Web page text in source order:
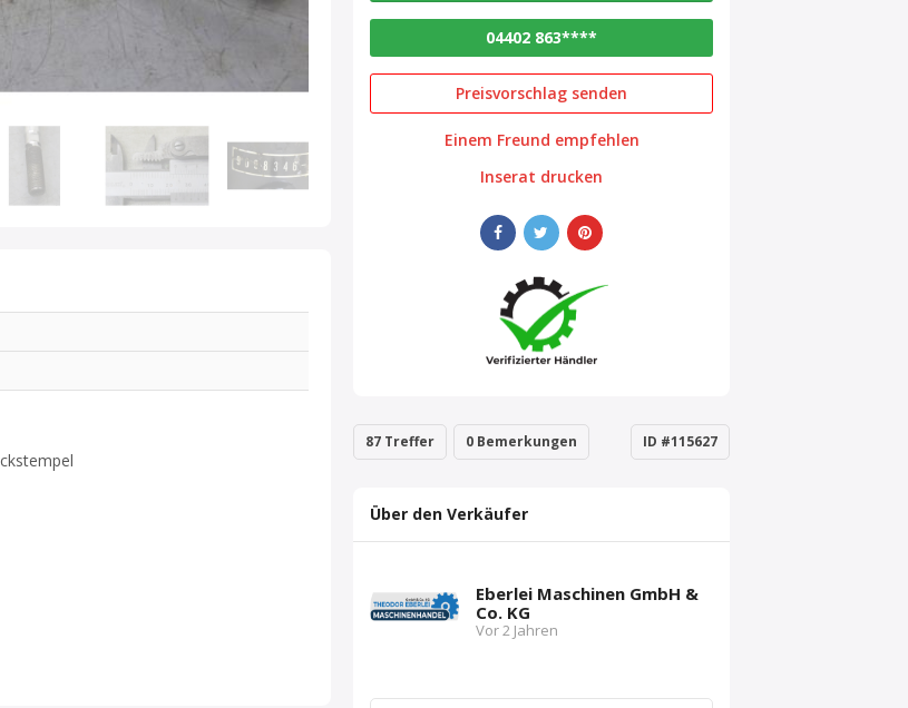
04402 863****
Preisvorschlag senden
Einem Freund empfehlen
Inserat drucken
87 Treffer 0 Bemerkungen ID #115627
Über den Verkäufer
Eberlei Maschinen GmbH &
Co. KG
Vor 2 Jahren